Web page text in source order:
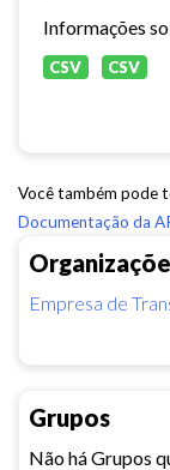
Empresa de
Grupos
Não há Grupos
CSV CSV
Você também pode
Documentação da